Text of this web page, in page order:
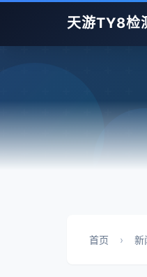
天游TY8检
首页 › 新